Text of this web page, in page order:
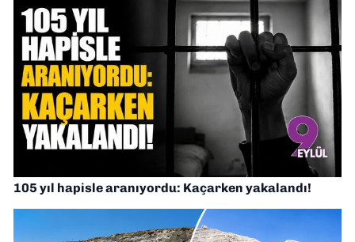
105 yıl hapisle aranıyordu: Kaçarken yakalandı!